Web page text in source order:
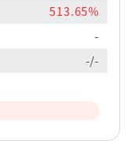
513.65%
-
-/-